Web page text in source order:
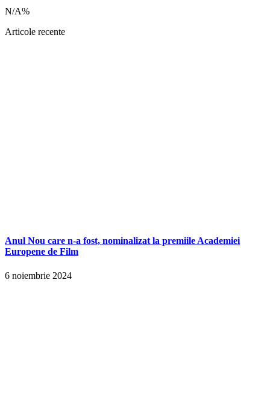
N/A%
Articole recente
Anul Nou care n-a fost, nominalizat la premiile Academiei
Europene de Film
6 noiembrie 2024